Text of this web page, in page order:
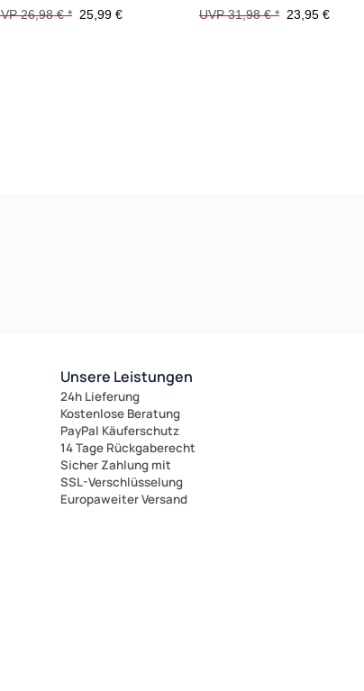
S203 CL203 C209 A209 schwarz
26,98 € *25,99 € UVP 31,98 € *23,95 €
Unsere Leistungen
24h Lieferung
Kostenlose Beratung
PayPal Käuferschutz
14 Tage Rückgaberecht
Sicher Zahlung mit
SSL-Verschlüsselung
Europaweiter Versand